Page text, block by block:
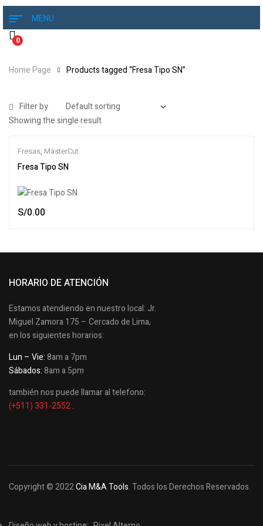
MENU
0
Home Page Products tagged “Fresa Tipo SN”
Filter by
Showing the single result
Fresas, MasterCut
Fresa Tipo SN
S/0.00
HORARIO DE ATENCIÓN
Estamos atendiendo en nuestro local: Jr.
Miguel Zamora 175 – Cercado de Lima,
en los siguientes horarios:
Lun – Vie:8am a 7pm
Sábados:8am a 5pm
también nos puede llamar al telefono:
(+511) 331-2552.
Copyright © 2022Cia M&A Tools. Todos los Derechos Reservados.